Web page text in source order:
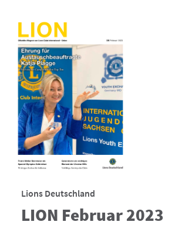
Lions Deutschland
LION Februar 2023